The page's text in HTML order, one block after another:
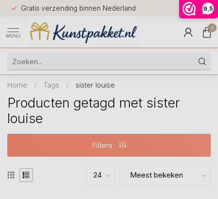
9,5
Gratis verzending binnen Nederland
Voor
huis
9.5
MENU
0
Home / Tags / sister louise
Producten getagd met sister
louise
Filters